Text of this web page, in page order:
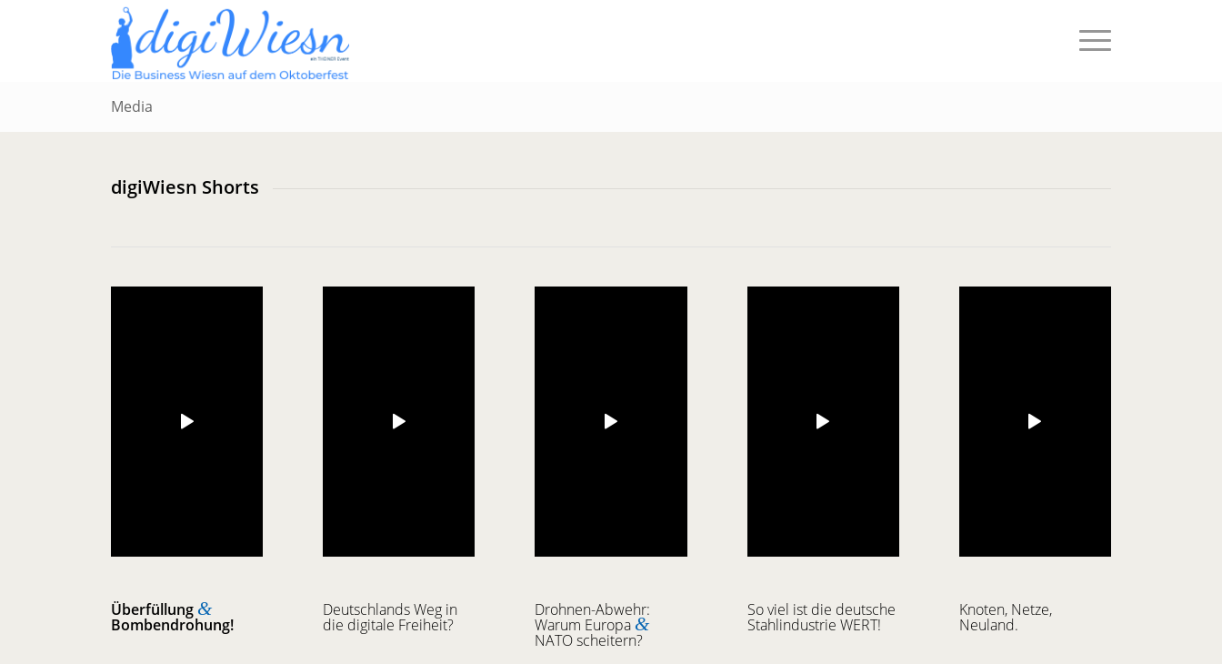
Media
digiWiesn Shorts
Überfüllung &
Bombendrohung!
Deutschlands Weg in
die digitale Freiheit?
Drohnen-Abwehr:
Warum Europa &
NATO scheitern?
So viel ist die deutsche
Stahlindustrie WERT!
Knoten, Netze,
Neuland.